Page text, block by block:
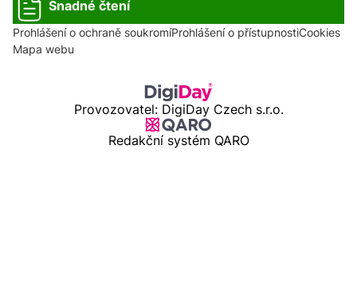
Snadné čtení
Prohlášení o ochraně soukromíProhlášení o přístupnostiCookies
Mapa webu
Provozovatel: DigiDay Czech s.r.o.
Redakční systém QARO